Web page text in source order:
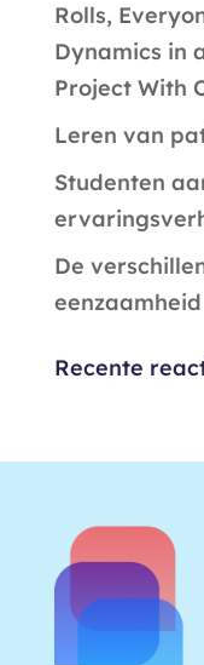
Rolls,
Dynamics in
Project With
Leren van
Studenten
De
eenzaamheid
Recente